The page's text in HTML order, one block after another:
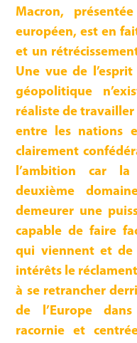
Macron,
européen, est en
et un
Une vue de
géopolitique
réaliste de
entre les nations
clairement
l’ambition car
deuxième
demeurer une
capable de faire
qui viennent et de
intérêts le
à se retrancher
de l’Europe
racornie et